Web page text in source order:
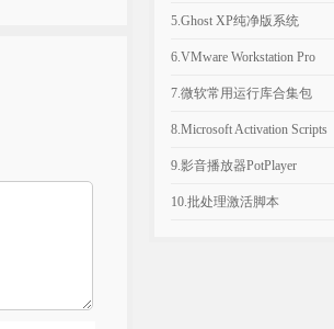
汉化便携版
5.Ghost XP纯净版系统
2020.06 经典稳定版
6.VMware Workstation Pro
26H1 v26.0.1810 附永久激活
密钥
7.微软常用运行库合集包
v2026.06.07 可自选更新
8.Microsoft Activation Scripts
AIO v3.12 KMS激活脚本
9.影音播放器PotPlayer
v1.7.23021.0 去广告版
10.批处理激活脚本